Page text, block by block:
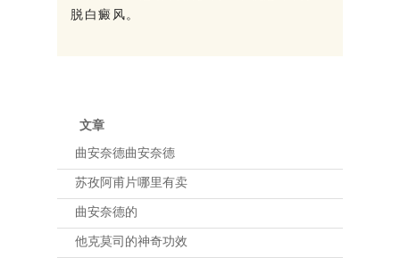
脱白癜风。
文章
曲安奈德曲安奈德
苏孜阿甫片哪里有卖
曲安奈德的
他克莫司的神奇功效